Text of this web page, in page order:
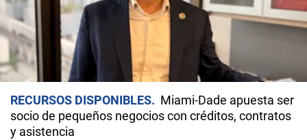
RECURSOS DISPONIBLES
Miami-Dade apuesta ser
socio de pequeños negocios con créditos, contratos
y asistencia